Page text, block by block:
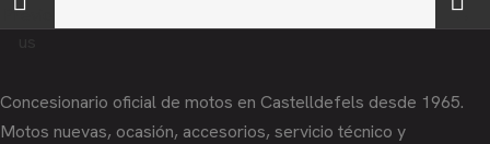
Previo
→
Concesionario oficial de motos en Castelldefels desde 1965.
Motos nuevas, ocasión, accesorios, servicio técnico y